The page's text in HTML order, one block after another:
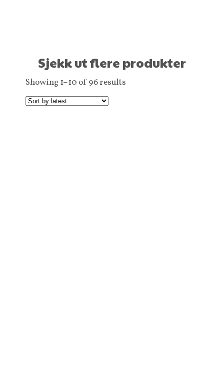
Sjekk ut flere produkter
Showing 1–10 of 96 results